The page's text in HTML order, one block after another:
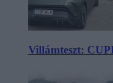
Villámteszt: